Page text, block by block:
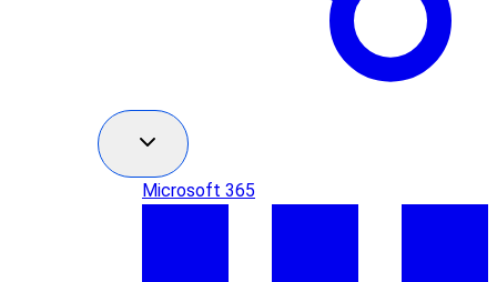
Microsoft 365